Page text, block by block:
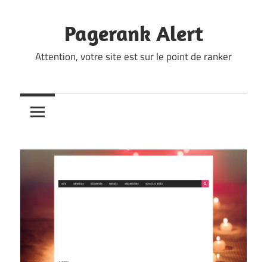
Pagerank Alert
Attention, votre site est sur le point de ranker